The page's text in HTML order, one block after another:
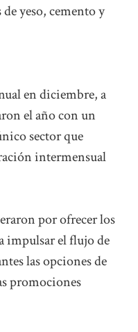
de yeso, cemento y
en diciembre, a
el año con un
sector que
intermensual
por ofrecer los
impulsar el flujo de
las opciones de
promociones